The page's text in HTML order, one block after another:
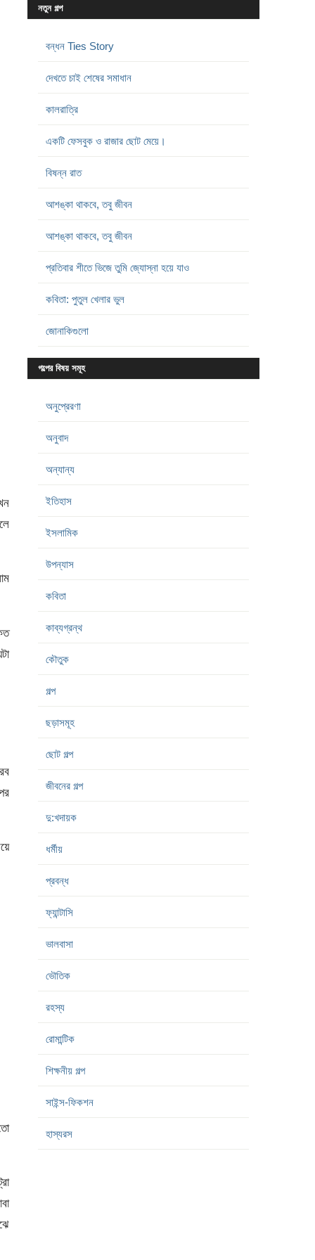
নতুন গল্প
বন্ধন Ties Story
দেখতে চাই শেষের সমাধান
কালরাত্রি
একটি ফেসবুক ও রাজার ছোট মেয়ে।
বিষন্ন রাত
আশঙ্কা থাকবে, তবু জীবন
আশঙ্কা থাকবে, তবু জীবন
প্রতিবার শীতে ভিজে তুমি জ্যোস্না হয়ে যাও
কবিতা: পুতুল খেলার ভুল
জোনাকিগুলো
গল্পের বিষয় সমূহ
অনুপ্রেরণা
অনুবাদ
অন্যান্য
ইতিহাস
ইসলামিক
উপন্যাস
কবিতা
কাব্যগ্রন্থ
কৌতুক
গল্প
ছড়াসমূহ
ছোট গল্প
জীবনের গল্প
দু:খদায়ক
ধর্মীয়
প্রবন্ধ
ফ্যান্টাসি
ভালবাসা
ভৌতিক
রহস্য
রোমান্টিক
শিক্ষনীয় গল্প
সাইন্স-ফিকশন
হাস্যরস